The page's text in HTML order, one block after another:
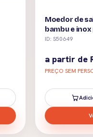
Moedor de
bambu e
ID: S50649
a partir de
PREÇO SEM